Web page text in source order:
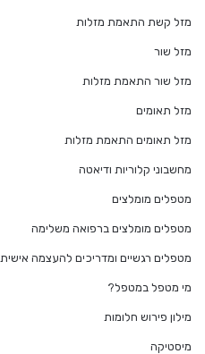
מזל קשת התאמת מזלות
מזל שור
מזל שור התאמת מזלות
מזל תאומים
מזל תאומים התאמת מזלות
מחשבוני קלוריות ודיאטה
מטפלים מומלצים
מטפלים מומלצים ברפואה משלימה
מטפלים רגשיים ומדריכים להעצמה אישית
מי מטפל במטפל?
מילון פירוש חלומות
מיסטיקה